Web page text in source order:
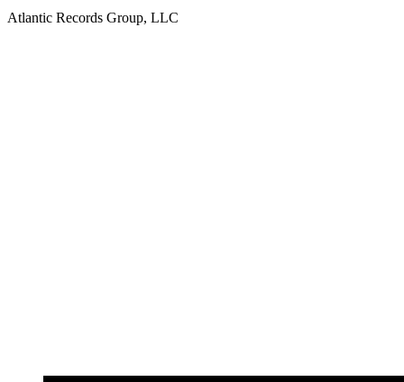
Atlantic Records Group, LLC